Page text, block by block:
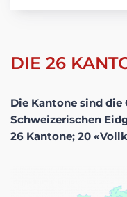
DIE 26
Die Kantone sind die
Schweizerischen
26 Kantone; 20